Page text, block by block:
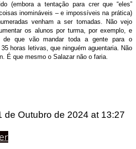
(embora a tentação para crer que “eles”
inomináveis – e impossíveis na prática)
venham a ser tomadas. Não vejo
os alunos por turma, por exemplo, e
de que vão mandar toda a gente para o
horas letivas, que ninguém aguentaria. Não
É que mesmo o Salazar não o faria.
de Outubro de 2024 at 13:27